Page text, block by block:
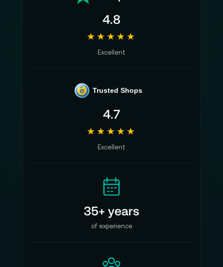
4.8
★★★★★
Excellent
e Trusted Shops
4.7
★★★★★
Excellent
35+ years
of experience